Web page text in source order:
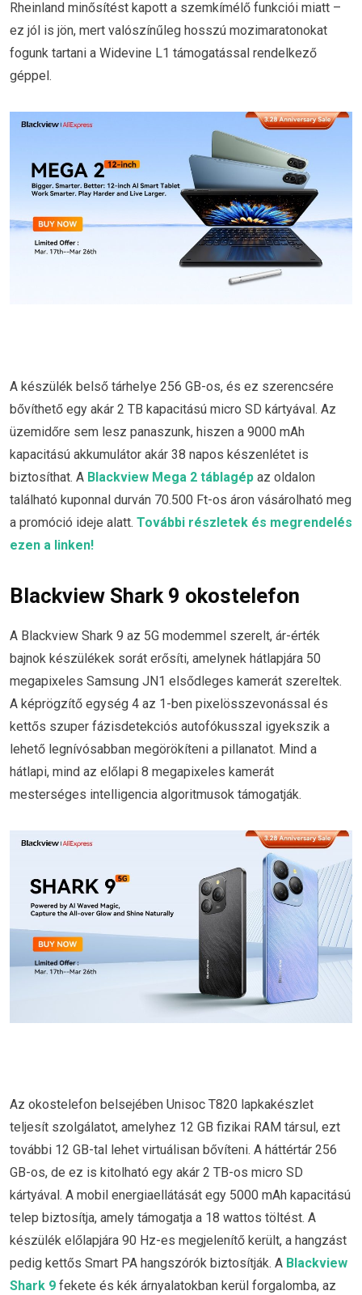
Rheinland minősítést kapott a szemkímélő funkciói miatt –
ez jól is jön, mert valószínűleg hosszú mozimaratonokat
fogunk tartani a Widevine L1 támogatással rendelkező
géppel.
A készülék belső tárhelye 256 GB-os, és ez szerencsére
bővíthető egy akár 2 TB kapacitású micro SD kártyával. Az
üzemidőre sem lesz panaszunk, hiszen a 9000 mAh
kapacitású akkumulátor akár 38 napos készenlétet is
biztosíthat. A Blackview Mega 2 táblagép az oldalon
található kuponnal durván 70.500 Ft-os áron vásárolható meg
a promóció ideje alatt. További részletek és megrendelés
ezen a linken!
Blackview Shark 9 okostelefon
A Blackview Shark 9 az 5G modemmel szerelt, ár-érték
bajnok készülékek sorát erősíti, amelynek hátlapjára 50
megapixeles Samsung JN1 elsődleges kamerát szereltek.
A képrögzítő egység 4 az 1-ben pixelösszevonással és
kettős szuper fázisdetekciós autofókusszal igyekszik a
lehető legnívósabban megörökíteni a pillanatot. Mind a
hátlapi, mind az előlapi 8 megapixeles kamerát
mesterséges intelligencia algoritmusok támogatják.
Az okostelefon belsejében Unisoc T820 lapkakészlet
teljesít szolgálatot, amelyhez 12 GB fizikai RAM társul, ezt
további 12 GB-tal lehet virtuálisan bővíteni. A háttértár 256
GB-os, de ez is kitolható egy akár 2 TB-os micro SD
kártyával. A mobil energiaellátását egy 5000 mAh kapacitású
telep biztosítja, amely támogatja a 18 wattos töltést. A
készülék előlapjára 90 Hz-es megjelenítő került, a hangzást
pedig kettős Smart PA hangszórók biztosítják. A Blackview
Shark 9 fekete és kék árnyalatokban kerül forgalomba, az